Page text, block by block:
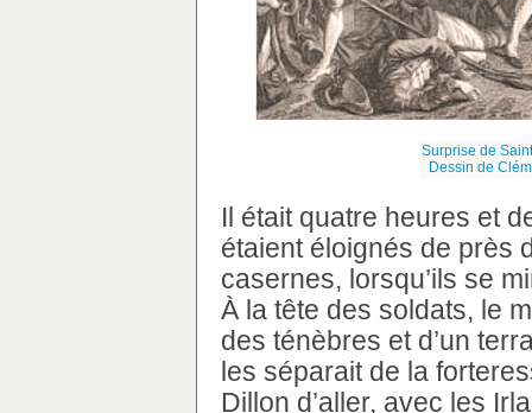
Surprise de
Dessin de
Il était quatre heures et
étaient éloignés de près
casernes, lorsqu’ils se
À la tête des soldats, le
des ténèbres et d’un
les séparait de la
Dillon d’aller, avec les